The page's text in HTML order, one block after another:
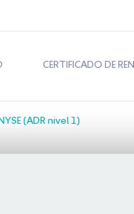
CERTIFICADO DE
NYSE (ADR nivel 1)